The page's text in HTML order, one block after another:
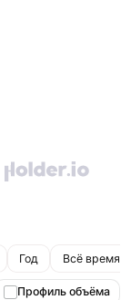
Год Всё время
Профиль объёма